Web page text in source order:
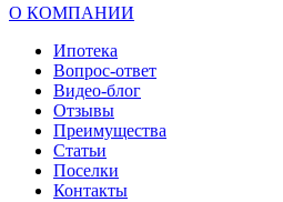
О КОМПАНИИ
Ипотека
Вопрос-ответ
Видео-блог
Отзывы
Преимущества
Статьи
Поселки
Контакты